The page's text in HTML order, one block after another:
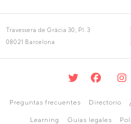
Travessera de Gràcia 30, Pl. 3
08021 Barcelona
Preguntas frecuentes Directorio
Learning Guías legales